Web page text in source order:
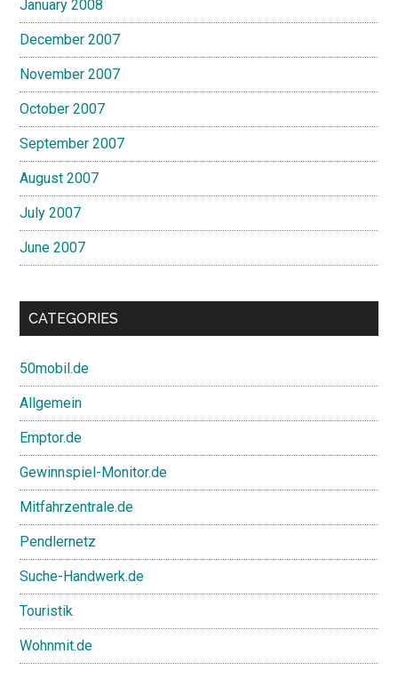
January 2008
December 2007
November 2007
October 2007
September 2007
August 2007
July 2007
June 2007
CATEGORIES
50mobil.de
Allgemein
Emptor.de
Gewinnspiel-Monitor.de
Mitfahrzentrale.de
Pendlernetz
Suche-Handwerk.de
Touristik
Wohnmit.de